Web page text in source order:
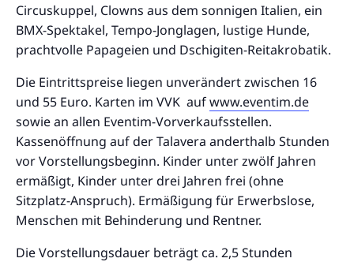
Circuskuppel, Clowns aus dem sonnigen Italien, ein
BMX-Spektakel, Tempo-Jonglagen, lustige Hunde,
prachtvolle Papageien und Dschigiten-Reitakrobatik.
Die Eintrittspreise liegen unverändert zwischen 16
und 55 Euro. Karten im VVK aufwww.eventim.de
sowie an allen Eventim-Vorverkaufsstellen.
Kassenöffnung auf der Talavera anderthalb Stunden
vor Vorstellungsbeginn. Kinder unter zwölf Jahren
ermäßigt, Kinder unter drei Jahren frei (ohne
Sitzplatz-Anspruch). Ermäßigung für Erwerbslose,
Menschen mit Behinderung und Rentner.
Die Vorstellungsdauer beträgt ca. 2,5 Stunden